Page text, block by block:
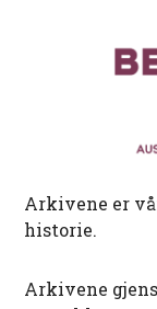
Arkivene er
historie.
Arkivene